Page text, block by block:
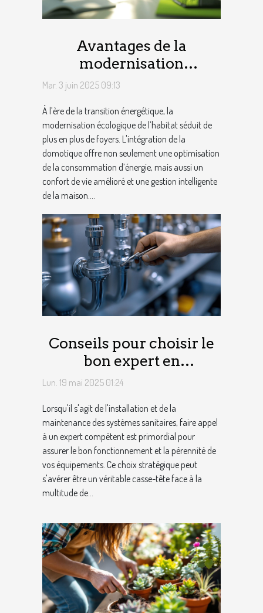
Avantages de la
modernisation
écologique de votre
domotique
Mar. 3 juin 2025 09:13
À l’ère de la transition énergétique, la
modernisation écologique de l’habitat séduit de
plus en plus de foyers. L'intégration de la
domotique offre non seulement une optimisation
de la consommation d’énergie, mais aussi un
confort de vie amélioré et une gestion intelligente
de la maison....
Conseils pour choisir le
bon expert en
installations sanitaires
Lun. 19 mai 2025 01:24
Lorsqu'il s'agit de l'installation et de la
maintenance des systèmes sanitaires, faire appel
à un expert compétent est primordial pour
assurer le bon fonctionnement et la pérennité de
vos équipements. Ce choix stratégique peut
s'avérer être un véritable casse-tête face à la
multitude de...